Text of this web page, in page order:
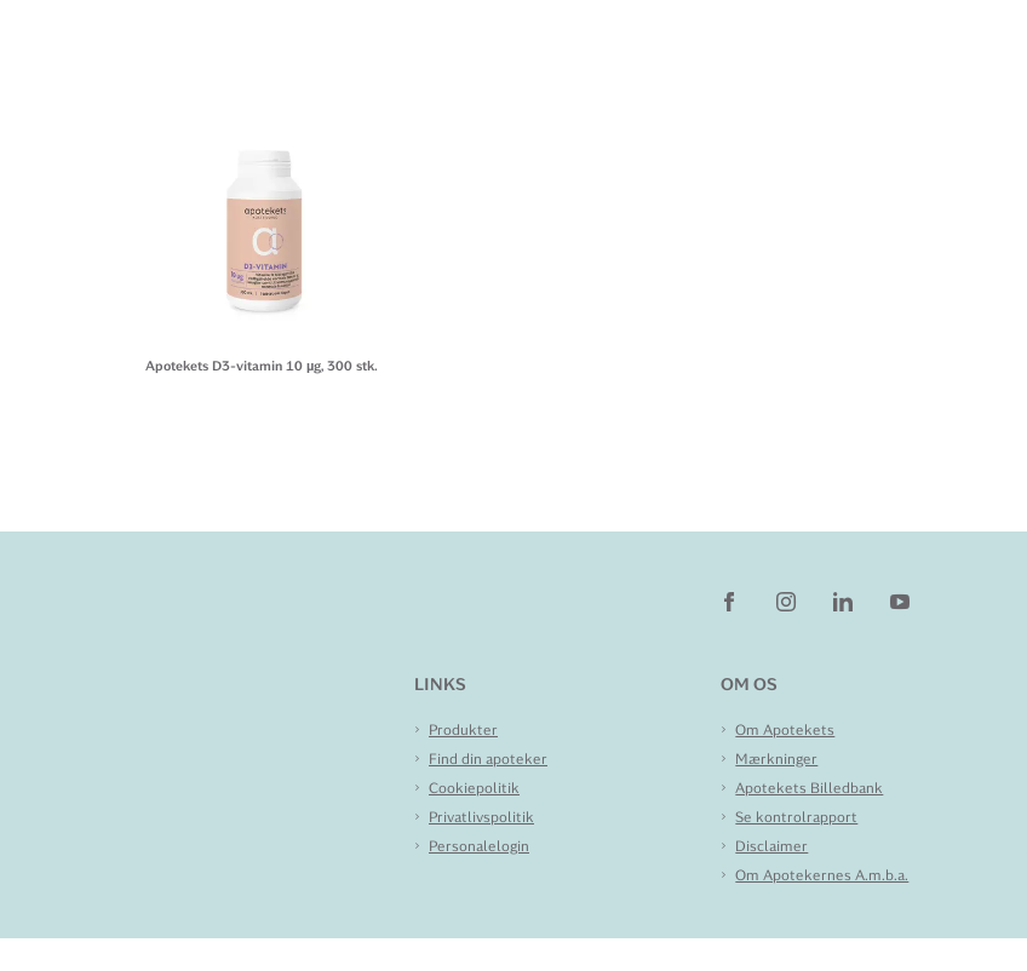
Apotekets D3-vitamin 10 µg, 300 stk.
LINKS
Produkter
Find din apoteker
Cookiepolitik
Privatlivspolitik
Personalelogin
OM OS
Om Apotekets
Mærkninger
Apotekets Billedbank
Se kontrolrapport
Disclaimer
Om Apotekernes A.m.b.a.